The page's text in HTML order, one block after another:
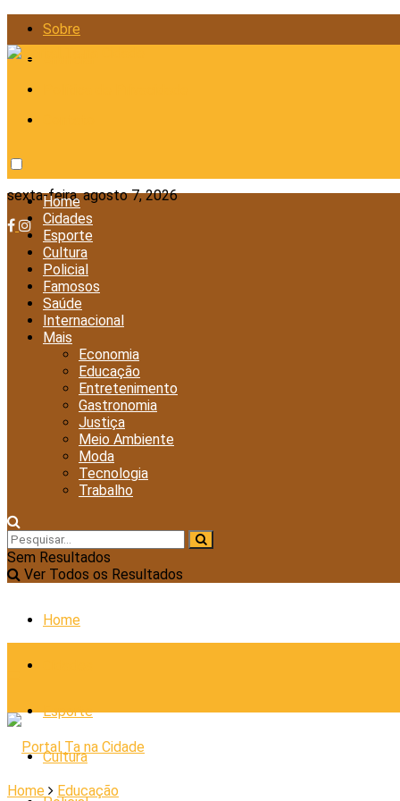
Sobre
sexta-feira, agosto 7, 2026
Home
Cidades
Esporte
Cultura
Policial
Famosos
Saúde
Internacional
Mais
Economia
Educação
Entretenimento
Gastronomia
Justiça
Meio Ambiente
Moda
Tecnologia
Trabalho
Sem Resultados
Ver Todos os Resultados
Home
Esporte
Cultura
Home Educação